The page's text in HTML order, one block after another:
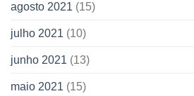
agosto 2021 (15)
julho 2021 (10)
junho 2021 (13)
maio 2021 (15)